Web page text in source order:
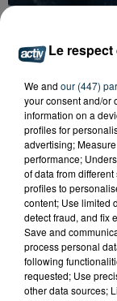
ARRÊTÉ
Le
We and our (447)
your consent and/or
information on a
profiles for
advertising;
performance;
of data from
profiles to
content; Use limited
detect fraud, and fix
Save and
process personal
following
requested; Use
other data sources;